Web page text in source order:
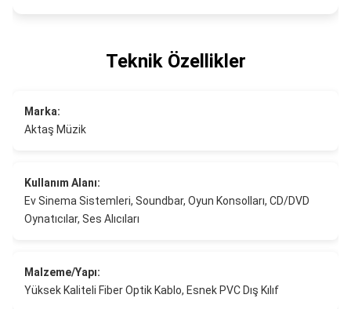
Teknik Özellikler
Marka:
Aktaş Müzik
Kullanım Alanı:
Ev Sinema Sistemleri, Soundbar, Oyun Konsolları, CD/DVD
Oynatıcılar, Ses Alıcıları
Malzeme/Yapı:
Yüksek Kaliteli Fiber Optik Kablo, Esnek PVC Dış Kılıf